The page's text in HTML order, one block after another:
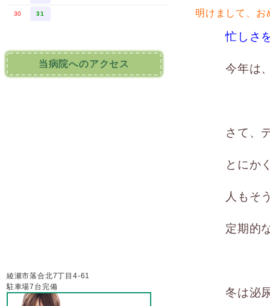
明けまして、お
忙しさ
今年は
さて、
とにか
人もそ
定期的
冬は泌
30 31
当病院へのアクセス
綾瀬市落合北7丁目4-61
駐車場7台完備